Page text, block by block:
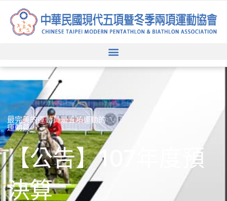
最完美的運動員是五項運動的
運動員
【公告】107年度預
決算